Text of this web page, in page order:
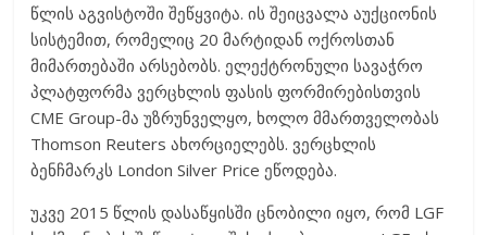
წლის აგვისტოში შეწყვიტა. ის შეიცვალა აუქციონის
სისტემით, რომელიც 20 მარტიდან ოქროსთან
მიმართებაში არსებობს. ელექტრონული სავაჭრო
პლატფორმა ვერცხლის ფასის ფორმირებისთვის
CME Group-მა უზრუნველყო, ხოლო მმართველობას
Thomson Reuters ახორციელებს. ვერცხლის
ბენჩმარკს London Silver Price ეწოდება.
უკვე 2015 წლის დასაწყისში ცნობილი იყო, რომ LGF